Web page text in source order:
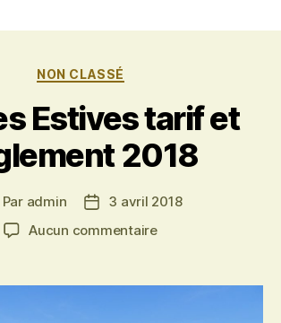
Catégories
NON CLASSÉ
Estives tarif et
2018
Par admin
Date3 avril 2018
Aucun commentairesur
Estives